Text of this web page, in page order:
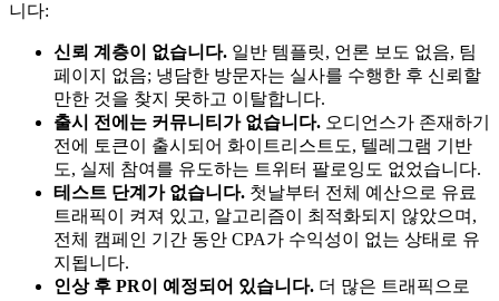
니다:
신뢰 계층이 없습니다. 일반 템플릿, 언론 보도 없음, 팀
페이지 없음; 냉담한 방문자는 실사를 수행한 후 신뢰할
만한 것을 찾지 못하고 이탈합니다.
출시 전에는 커뮤니티가 없습니다. 오디언스가 존재하기
전에 토큰이 출시되어 화이트리스트도, 텔레그램 기반
도, 실제 참여를 유도하는 트위터 팔로잉도 없었습니다.
테스트 단계가 없습니다. 첫날부터 전체 예산으로 유료
트래픽이 켜져 있고, 알고리즘이 최적화되지 않았으며,
전체 캠페인 기간 동안 CPA가 수익성이 없는 상태로 유
지됩니다.
인상 후 PR이 예정되어 있습니다. 더 많은 트래픽으로